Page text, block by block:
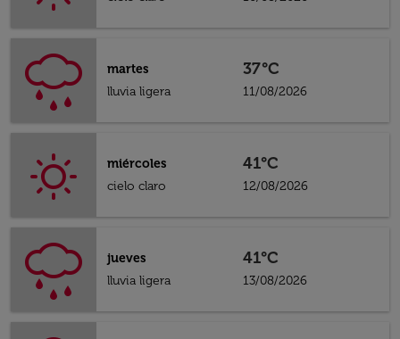
martes
lluvia ligera
37°C
11/08/2026
miércoles
cielo claro
41°C
12/08/2026
jueves
lluvia ligera
41°C
13/08/2026